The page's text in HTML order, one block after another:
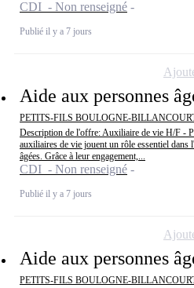
CDI - Non renseigné
Publié il y a 7 jours
Aide aux personnes
PETITS-FILS BOULOGNE-
Description de l'offre: Auxiliaire de vie H/F -
auxiliaires de vie jouent un rôle essentiel dans
âgées. Grâce à leur engagement,...
CDI - Non renseigné
Publié il y a 7 jours
Aide aux personnes
PETITS-FILS BOULOGNE-